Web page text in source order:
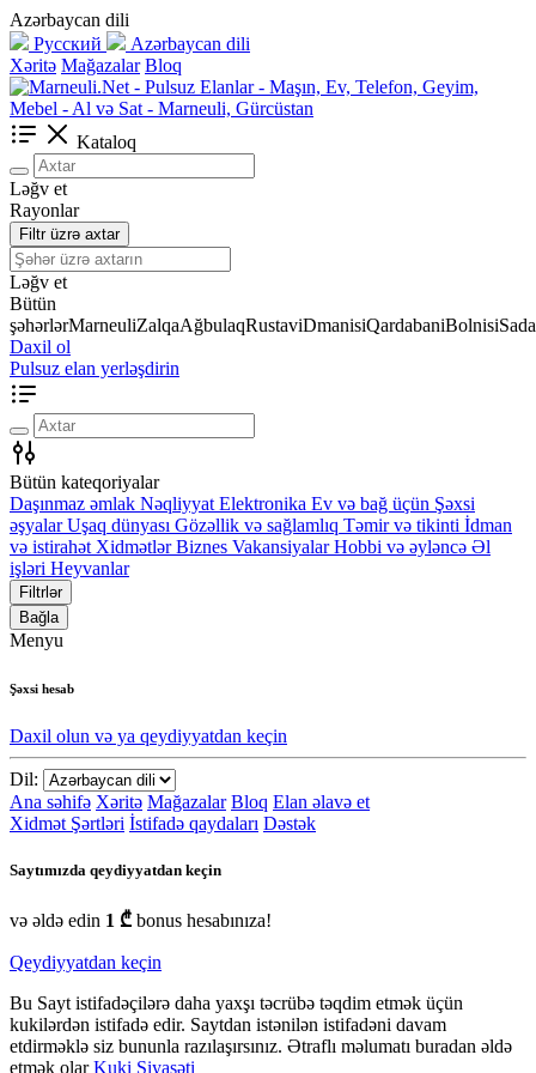
Azərbaycan dili
Русский
Azərbaycan dili
Xəritə Mağazalar Bloq
Kataloq
Ləğv et
Rayonlar
Filtr üzrə axtar
Ləğv et
Bütün
şəhərlərMarneuliZalqaAğbulaqRustaviDmanisiQardabaniBolnisi
Daxil ol
Pulsuz elan yerləşdirin
Bütün kateqoriyalar
Daşınmaz əmlak Nəqliyyat Elektronika Ev və bağ üçün Şəxsi
əşyalar Uşaq dünyası Gözəllik və sağlamlıq Təmir və tikinti İdman
və istirahət Xidmətlər Biznes Vakansiyalar Hobbi və əyləncə Əl
işləri Heyvanlar
Filtrlər
Bağla
Menyu
Şəxsi hesab
Daxil olun və ya qeydiyyatdan keçin
Dil:
Ana səhifə Xəritə Mağazalar Bloq Elan əlavə et
Xidmət Şərtləri İstifadə qaydaları Dəstək
Saytımızda qeydiyyatdan keçin
və əldə edin 1 ₾ bonus hesabınıza!
Qeydiyyatdan keçin
Bu Sayt istifadəçilərə daha yaxşı təcrübə təqdim etmək üçün
kukilərdən istifadə edir. Saytdan istənilən istifadəni davam
etdirməklə siz bununla razılaşırsınız. Ətraflı məlumatı buradan əldə
etmək olarKuki Siyasəti